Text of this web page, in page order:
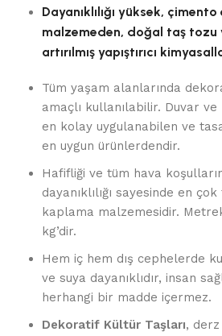
Dayanıklılığı yüksek, çimento
malzemeden, doğal taş tozu
artırılmış yapıştırıcı
Tüm yaşam alanlarında
amaçlı kullanılabilir. Duvar
en kolay uygulanabilen ve
en uygun ürünlerdendir.
Hafifliği ve tüm hava
dayanıklılığı sayesinde en
kaplama malzemesidir.
kg’dir.
Hem iç hem dış cephelerde
ve suya dayanıklıdır, insan
herhangi bir madde içermez.
Dekoratif Kültür Taşları, derz